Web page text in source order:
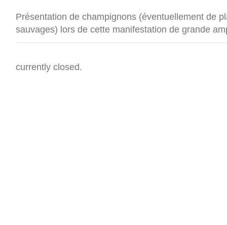
Présentation de champignons (éventuellement de
sauvages) lors de cette manifestation de grande
currently closed.